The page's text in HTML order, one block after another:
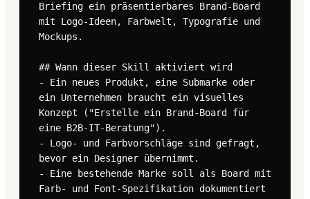
Briefing ein präsentierbares Brand-Board
mit Logo-Ideen, Farbwelt, Typografie und
Mockups.
## Wann dieser Skill aktiviert wird
- Ein neues Produkt, eine Submarke oder
ein Unternehmen braucht ein visuelles
Konzept ("Erstelle ein Brand-Board für
eine B2B-IT-Beratung").
- Logo- und Farbvorschläge sind gefragt,
bevor ein Designer übernimmt.
- Eine bestehende Marke soll als Board mit
Farb- und Font-Spezifikation dokumentiert